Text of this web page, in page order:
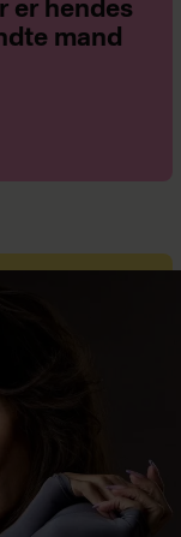
er hendes
mand